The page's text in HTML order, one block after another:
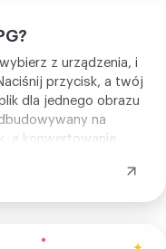
z urządzenia, i
przycisk, a twój
dla jednego obrazu
na
a konwertowanie